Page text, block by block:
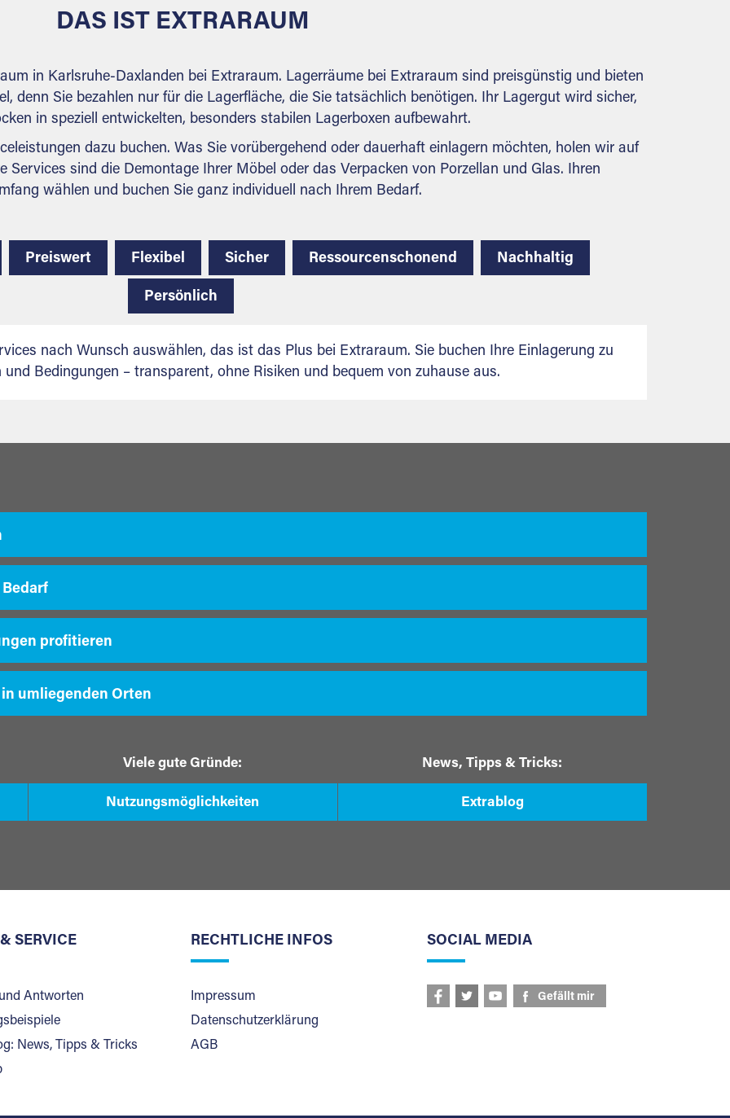
weiteren Fragen, die Sie haben.
DAS IST EXTRARAUM
in Karlsruhe-Daxlanden bei Extraraum. Lagerräume bei Extraraum sind preisgünstig und bieten
denn Sie bezahlen nur für die Lagerfläche, die Sie tatsächlich benötigen. Ihr Lagergut wird sicher,
in speziell entwickelten, besonders stabilen Lagerboxen aufbewahrt.
dazu buchen. Was Sie vorübergehend oder dauerhaft einlagern möchten, holen wir auf
Services sind die Demontage Ihrer Möbel oder das Verpacken von Porzellan und Glas. Ihren
wählen und buchen Sie ganz individuell nach Ihrem Bedarf.
Preiswert Flexibel Sicher Ressourcenschonend Nachhaltig
Persönlich
nach Wunsch auswählen, das ist das Plus bei Extraraum. Sie buchen Ihre Einlagerung zu
und Bedingungen – transparent, ohne Risiken und bequem von zuhause aus.
Bedarf
profitieren
umliegenden Orten
Viele gute Gründe:
Nutzungsmöglichkeiten
News, Tipps & Tricks:
Extrablog
SERVICE
Antworten
News, Tipps & Tricks
RECHTLICHE INFOS
Impressum
Datenschutzerklärung
AGB
SOCIAL MEDIA
Gefällt mir